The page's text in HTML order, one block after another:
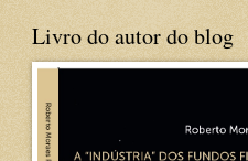
Livro do autor do blog